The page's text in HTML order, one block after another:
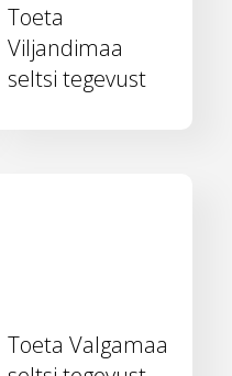
Toeta
Viljandimaa
seltsi tegevust
Toeta Valgamaa